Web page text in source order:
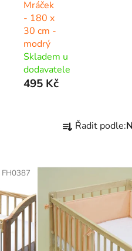
Mráček
- 180 x
30 cm -
modrý
Skladem u
dodavatele
495 Kč
a
e
í
p
r
o
Řadit podle:
FH0387